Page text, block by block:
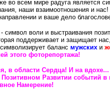
во всем мире радуга является
наши взаимоотношения и
и ваше дело
- символ воли и выстраивания
поддерживает и защищает
балансмужских и
этого фоторепортажа!
в области Сердца! И на
Развитии событий в
Намерение!